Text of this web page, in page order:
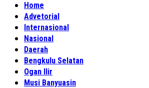
Home
Advetorial
Internasional
Nasional
Daerah
Bengkulu Selatan
Ogan Ilir
Musi Banyuasin